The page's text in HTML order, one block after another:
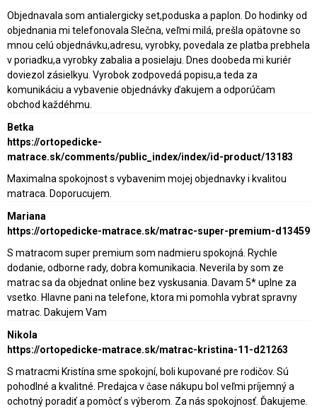
Objednavala som antialergicky set,poduska a paplon. Do hodinky od
objednania mi telefonovala Slečna, veľmi milá, prešla opätovne so
mnou celú objednávku,adresu, vyrobky, povedala ze platba prebhela
v poriadku,a vyrobky zabalia a posielaju. Dnes doobeda mi kuriér
doviezol zásielkyu. Vyrobok zodpovedá popisu,a teda za
komunikáciu a vybavenie objednávky ďakujem a odporúčam
obchod každéhmu.
Betka
https://ortopedicke-
matrace.sk/comments/public_index/index/id-product/13183
Maximalna spokojnost s vybavenim mojej objednavky i kvalitou
matraca. Doporucujem.
Mariana
https://ortopedicke-matrace.sk/matrac-super-premium-d13459
S matracom super premium som nadmieru spokojná. Rychle
dodanie, odborne rady, dobra komunikacia. Neverila by som ze
matrac sa da objednat online bez vyskusania. Davam 5* uplne za
vsetko. Hlavne pani na telefone, ktora mi pomohla vybrat spravny
matrac. Dakujem Vam
Nikola
https://ortopedicke-matrace.sk/matrac-kristina-11-d21263
S matracmi Kristína sme spokojní, boli kupované pre rodičov. Sú
pohodlné a kvalitné. Predajca v čase nákupu bol veľmi príjemný a
ochotný poradiť a pomôcť s výberom. Za nás spokojnosť. Ďakujeme.